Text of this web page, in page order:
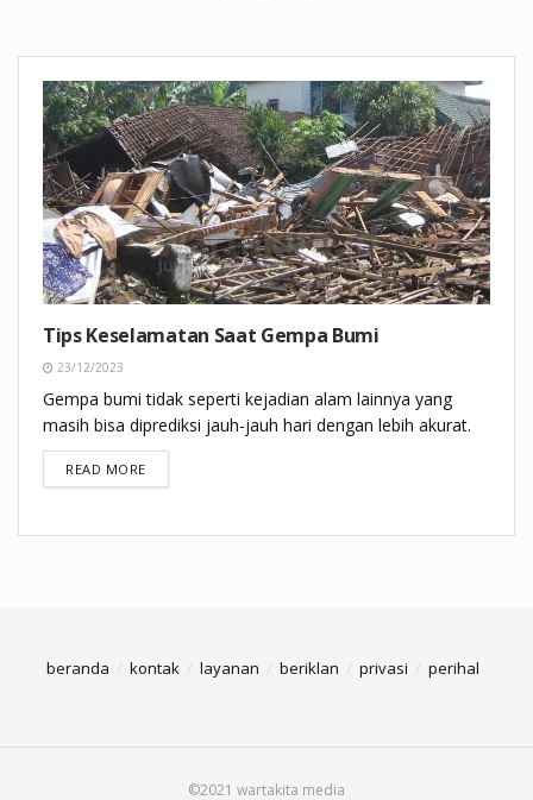
Tips Keselamatan Saat Gempa Bumi
23/12/2023
Gempa bumi tidak seperti kejadian alam lainnya yang
masih bisa diprediksi jauh-jauh hari dengan lebih akurat.
READ MOREDETAILS
beranda kontak layanan beriklan privasi perihal
©2021 wartakita media